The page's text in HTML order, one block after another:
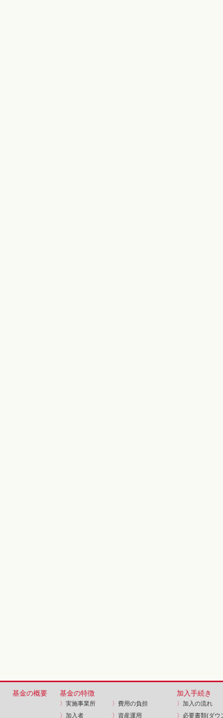
基金の概要 基金の特徴
〉 実施事業所 〉 費用の負担
〉 加入者 〉 資産運用
加入手続き
〉 加入の流れ
〉 必要書類(ダウ